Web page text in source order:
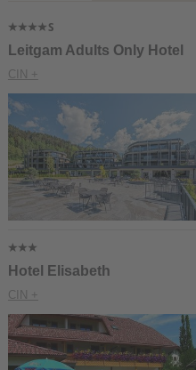
Leitgam Adults Only Hotel
CIN +
Hotel Elisabeth
CIN +